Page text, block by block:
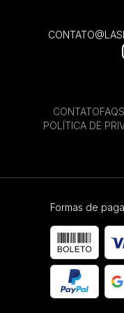
CONTATOFAQ
POLÍTICA DE
Formas de